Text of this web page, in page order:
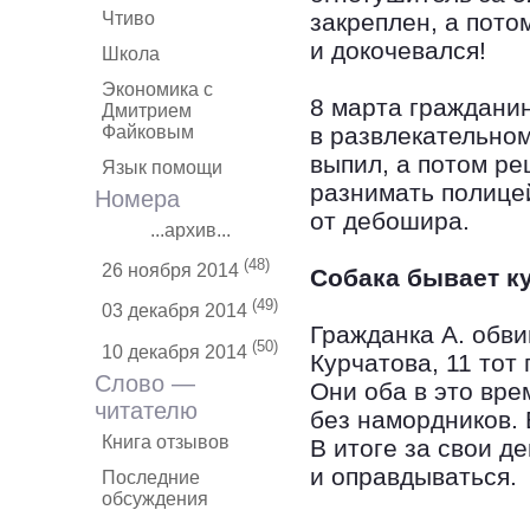
Чтиво
Школа
Экономика с
Дмитрием
Файковым
Язык помощи
Номера
...архив...
26 ноября 2014 (48)
03 декабря 2014 (49)
10 декабря 2014 (50)
Слово —
читателю
Книга отзывов
Последние
обсуждения
закреплен, а
и докочевался!
8 марта
в
выпил, а потом
разнимать
от дебошира.
Собака бывает
Гражданка А.
Курчатова, 11
Они оба в это
без намордников.
В итоге за свои
и оправдываться.